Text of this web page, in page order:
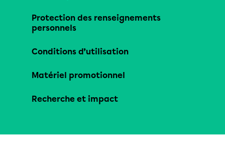
Protection des renseignements
personnels
Conditions d’utilisation
Matériel promotionnel
Recherche et impact